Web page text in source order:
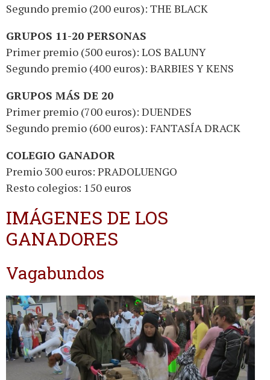
Segundo premio (200 euros): THE BLACK
GRUPOS 11-20 PERSONAS
Primer premio (500 euros): LOS BALUNY
Segundo premio (400 euros): BARBIES Y KENS
GRUPOS MÁS DE 20
Primer premio (700 euros): DUENDES
Segundo premio (600 euros): FANTASÍA DRACK
COLEGIO GANADOR
Premio 300 euros: PRADOLUENGO
Resto colegios: 150 euros
IMÁGENES DE LOS
GANADORES
Vagabundos